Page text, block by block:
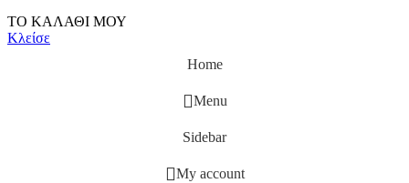
ΤΟ ΚΑΛΑΘΙ ΜΟΥ
Κλείσε
Home
Menu
Sidebar
My account